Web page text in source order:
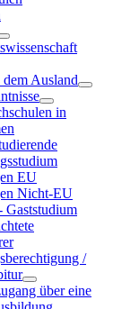
Ausland
in
EU
Nicht-EU
Gaststudium
/
über eine